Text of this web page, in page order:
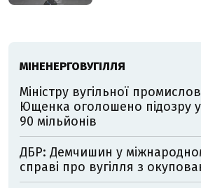
МІНЕНЕРГОВУГІЛЛЯ
Міністру вугільної
Ющенка оголошено підозру
90 мільйонів
ДБР: Демчишин у
справі про вугілля з